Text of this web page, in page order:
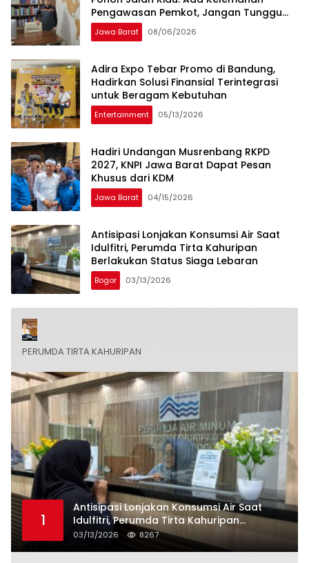
Pengawasan Pemkot, Jangan Tunggu
Viral Baru Bertindak
Jawa Barat 08/06/2026
Adira Expo Tebar Promo di Bandung,
Hadirkan Solusi Finansial Terintegrasi
untuk Beragam Kebutuhan
Entertainment 05/13/2026
Hadiri Undangan Musrenbang RKPD
2027, KNPI Jawa Barat Dapat Pesan
Khusus dari KDM
Jawa Barat 04/15/2026
Antisipasi Lonjakan Konsumsi Air Saat
Idulfitri, Perumda Tirta Kahuripan
Berlakukan Status Siaga Lebaran
Bogor 03/13/2026
PERUMDA TIRTA KAHURIPAN
1
Antisipasi Lonjakan Konsumsi Air Saat
Idulfitri, Perumda Tirta Kahuripan
Berlakukan Status Siaga Lebaran
03/13/2026 8267